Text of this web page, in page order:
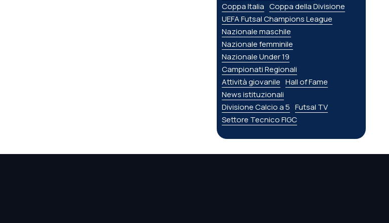
Coppa Italia Coppa della Divisione
UEFA Futsal Champions League
Nazionale maschile
Nazionale femminile
Nazionale Under 19
Campionati Regionali
Attività giovanile Hall of Fame
News istituzionali
Divisione Calcio a 5 Futsal TV
Settore Tecnico FIGC